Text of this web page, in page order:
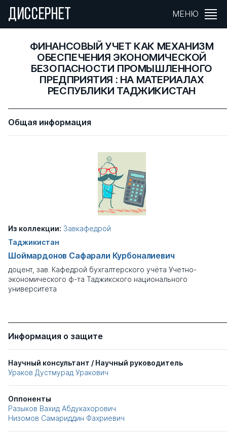
ДИССЕРНЕТ МЕНЮ
ФИНАНСОВЫЙ УЧЕТ КАК МЕХАНИЗМ
ОБЕСПЕЧЕНИЯ ЭКОНОМИЧЕСКОЙ
БЕЗОПАСНОСТИ ПРОМЫШЛЕННОГО
ПРЕДПРИЯТИЯ : НА МАТЕРИАЛАХ
РЕСПУБЛИКИ ТАДЖИКИСТАН
Общая информация
Из коллекции: Завкафедрой
Таджикистан
Шоймардонов Сафарали Курбоналиевич
доцент, зав. Кафедрой бухгалтерского учёта Учетно-
экономического ф-та Таджикского национального
университета
Информация о защите
Научный консультант / Научный руководитель
Ураков Дустмурад Уракович
Оппоненты
Разыков Вахид Абдукахорович
Низомов Самариддин Фахриевич